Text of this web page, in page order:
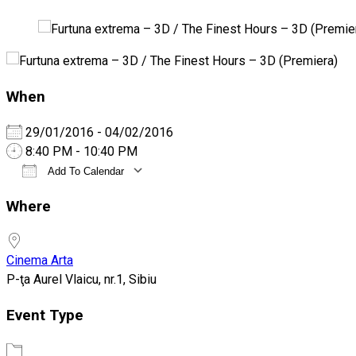
When
29/01/2016 - 04/02/2016
8:40 PM - 10:40 PM
Add To Calendar
Where
Cinema Arta
P-ţa Aurel Vlaicu, nr.1, Sibiu
Event Type